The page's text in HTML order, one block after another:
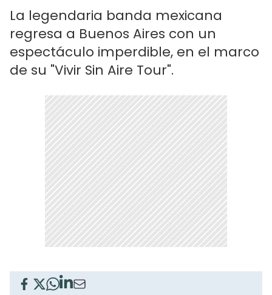
La legendaria banda mexicana
regresa a Buenos Aires con un
espectáculo imperdible, en el marco
de su "Vivir Sin Aire Tour".